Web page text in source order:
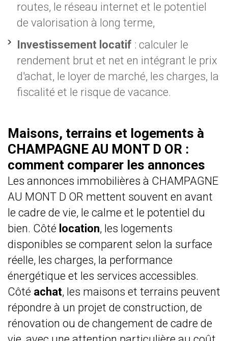
routes, le réseau internet et le potentiel
de valorisation à long terme,
Investissement locatif : calculer le
rendement brut et net en intégrant le prix
d'achat, le loyer de marché, les charges, la
fiscalité et le risque de vacance.
Maisons, terrains et logements à
CHAMPAGNE AU MONT D OR :
comment comparer les annonces
Les annonces immobilières à CHAMPAGNE
AU MONT D OR mettent souvent en avant
le cadre de vie, le calme et le potentiel du
bien. Côté location, les logements
disponibles se comparent selon la surface
réelle, les charges, la performance
énergétique et les services accessibles.
Côté achat, les maisons et terrains peuvent
répondre à un projet de construction, de
rénovation ou de changement de cadre de